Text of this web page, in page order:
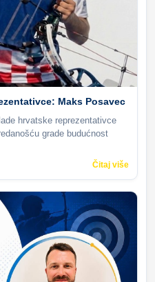
Maks Posavec
hrvatske reprezentativce
grade budućnost
Čitaj više